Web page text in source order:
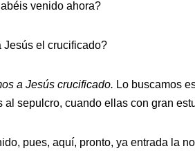
venido ahora?
Jesús el crucificado?
a Jesús crucificado. Lo buscamos
al sepulcro, cuando ellas con gran
pues, aquí, pronto, ya entrada la